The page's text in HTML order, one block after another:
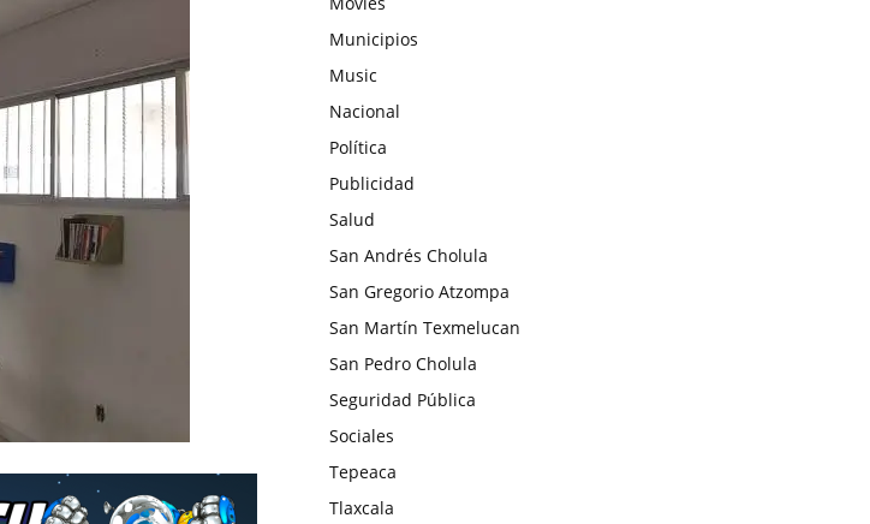
Municipios
Music
Nacional
Política
Publicidad
Salud
San Andrés Cholula
San Gregorio Atzompa
San Martín Texmelucan
San Pedro Cholula
Seguridad Pública
Sociales
Tepeaca
Tlaxcala